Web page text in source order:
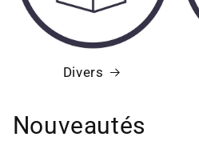
Divers
Nouveautés